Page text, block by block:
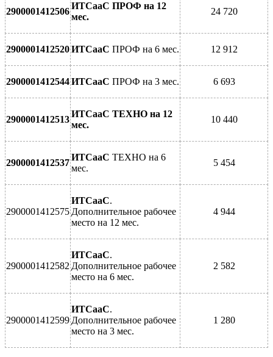
2900001412506
ИТСааС ПРОФ на 12
мес.
24 720
2900001412520ИТСааС ПРОФ на 6 мес. 12 912
2900001412544ИТСааС ПРОФ на 3 мес. 6 693
2900001412513
ИТСааС ТЕХНО на 12
мес.
10 440
2900001412537
ИТСааС ТЕХНО на 6
мес.
5 454
2900001412575
ИТСааС.
Дополнительное рабочее
место на 12 мес.
4 944
2900001412582
ИТСааС.
Дополнительное рабочее
место на 6 мес.
2 582
2900001412599
ИТСааС.
Дополнительное рабочее
место на 3 мес.
1 280